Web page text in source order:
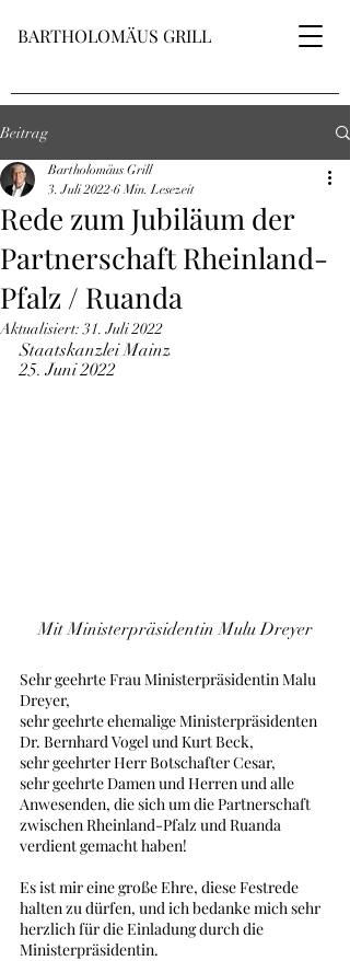
BARTHOLOMÄUS GRILL
Beitrag
Rede zum Jubiläum der
Partnerschaft Rheinland-
Pfalz / Ruanda
Bartholomäus Grill
3. Juli 2022 6 Min. Lesezeit
Aktualisiert:31. Juli 2022
Staatskanzlei Mainz
25. Juni 2022
Mit Ministerpräsidentin Mulu Dreyer
Sehr geehrte Frau Ministerpräsidentin Malu
Dreyer,
sehr geehrte ehemalige Ministerpräsidenten
Dr. Bernhard Vogel und Kurt Beck,
sehr geehrter Herr Botschafter Cesar,
sehr geehrte Damen und Herren und alle
Anwesenden, die sich um die Partnerschaft
zwischen Rheinland-Pfalz und Ruanda
verdient gemacht haben!
Es ist mir eine große Ehre, diese Festrede
halten zu dürfen, und ich bedanke mich sehr
herzlich für die Einladung durch die
Ministerpräsidentin.